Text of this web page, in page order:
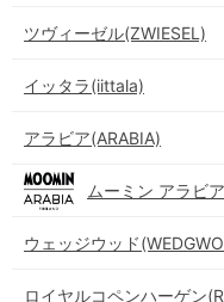
ツヴィーゼル(ZWIESEL)
イッタラ(iittala)
アラビア(ARABIA)
ムーミン アラビ
ウェッジウッド
ロイヤルコペンハーゲン